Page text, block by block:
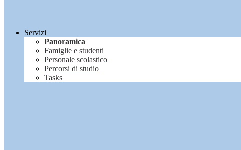
Servizi
Panoramica
Famiglie e studenti
Personale scolastico
Percorsi di studio
Tasks